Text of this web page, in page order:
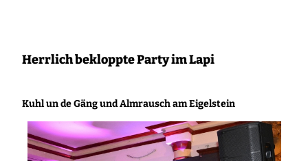
Herrlich bekloppte Party im Lapi
Kuhl un de Gäng und Almrausch am Eigelstein